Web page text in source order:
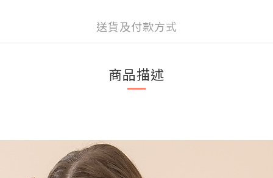
送貨及付款方式
商品描述